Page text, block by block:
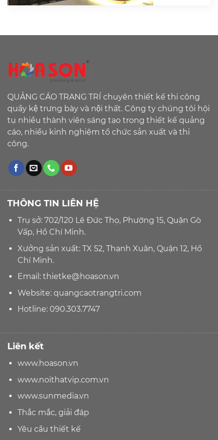
QUẢNG CÁO TRANG TRÍ chuyên thiết kế thi công
quầy kệ trưng bày và nội thất. Công ty chúng tôi hội
tụ nhiều thành viên sáng tạo trong thiết kế quảng
cáo, nhiều kinh nghiệm tổ chức sản xuất và thi
công.
THÔNG TIN LIÊN HỆ
Trụ sở: 702/120 Lê Đức Thọ, Phường 15, Quận Gò
Vấp, Hồ Chí Minh.
Xưởng sản xuất: TX 52, Thạnh Xuân, Quận 12, Hồ
Chí Minh.
Email: thietke@hoason.vn
Website:quangcaotrangtri.com
Hotline: 090.303.7747
Liên kết
www.hoason.vn
www.noithatvip.com.vn
www.sunmedia.vn
Thắc mắc, giải đáp
Yêu cầu thiết kế